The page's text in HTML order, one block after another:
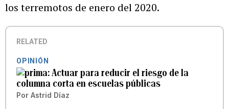
los terremotos de enero del 2020.
RELATED
OPINIÓN
Actuar para reducir el riesgo de la
columna corta en escuelas públicas
Por Astrid Díaz